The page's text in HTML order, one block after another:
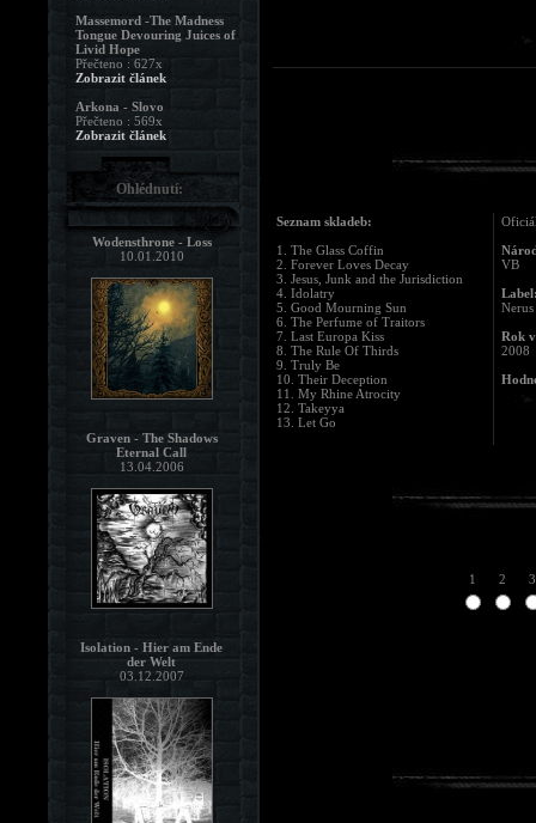
Seznam skladeb:
1. The Glass Coffin
2. Forever Loves Decay
3. Jesus, Junk and the Jurisdiction
4. Idolatry
5. Good Mourning Sun
6. The Perfume of Traitors
7. Last Europa Kiss
8. The Rule Of Thirds
9. Truly Be
10. Their Deception
11. My Rhine Atrocity
12. Takeyya
13. Let Go
VB
Nerus
Rok
2008
1 2 3
Massemord -The Madness
Tongue Devouring Juices of
Livid Hope
Přečteno : 627x
Zobrazit článek
Arkona - Slovo
Přečteno : 569x
Zobrazit článek
Ohlédnutí:
Wodensthrone - Loss
10.01.2010
Graven - The Shadows
Eternal Call
13.04.2006
Isolation - Hier am Ende
der Welt
03.12.2007